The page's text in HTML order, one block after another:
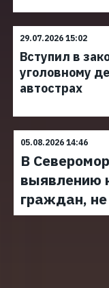
29.07.2026 15:02
Вступил в
уголовному
автострах
05.08.2026 14:46
В
выявлению
граждан,